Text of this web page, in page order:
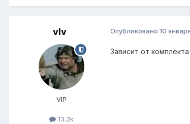
vIv
VIP
13.2k
Опубликовано 10
Зависит от